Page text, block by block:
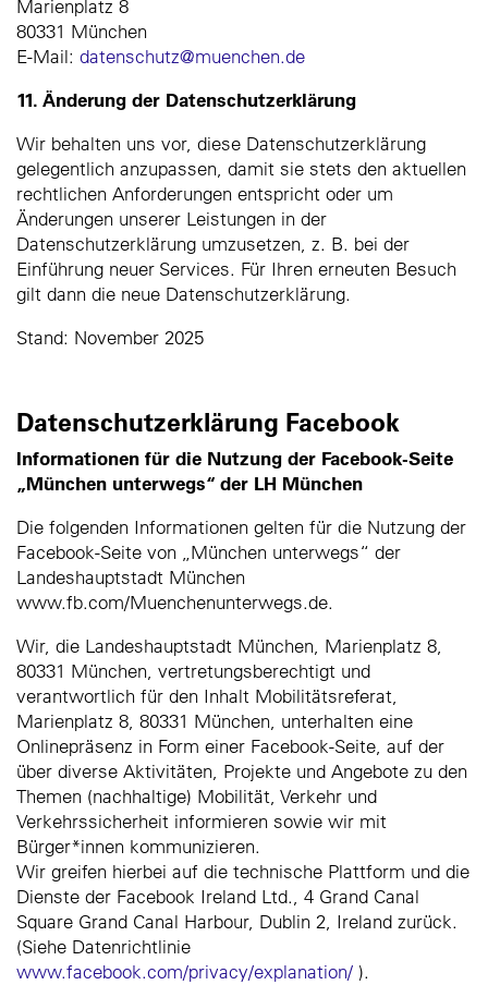
Marienplatz 8
80331 München
E-Mail: datenschutz@muenchen.de
11. Änderung der Datenschutzerklärung
Wir behalten uns vor, diese Datenschutzerklärung
gelegentlich anzupassen, damit sie stets den aktuellen
rechtlichen Anforderungen entspricht oder um
Änderungen unserer Leistungen in der
Datenschutzerklärung umzusetzen, z. B. bei der
Einführung neuer Services. Für Ihren erneuten Besuch
gilt dann die neue Datenschutzerklärung.
Stand: November 2025
Datenschutzerklärung Facebook
Informationen für die Nutzung der Facebook-Seite
„München unterwegs“ der LH München
Die folgenden Informationen gelten für die Nutzung der
Facebook-Seite von „München unterwegs“ der
Landeshauptstadt München
www.fb.com/Muenchenunterwegs.de.
Wir, die Landeshauptstadt München, Marienplatz 8,
80331 München, vertretungsberechtigt und
verantwortlich für den Inhalt Mobilitätsreferat,
Marienplatz 8, 80331 München, unterhalten eine
Onlinepräsenz in Form einer Facebook-Seite, auf der
über diverse Aktivitäten, Projekte und Angebote zu den
Themen (nachhaltige) Mobilität, Verkehr und
Verkehrssicherheit informieren sowie wir mit
Bürger*innen kommunizieren.
Wir greifen hierbei auf die technische Plattform und die
Dienste der Facebook Ireland Ltd., 4 Grand Canal
Square Grand Canal Harbour, Dublin 2, Ireland zurück.
(Siehe Datenrichtlinie
www.facebook.com/privacy/explanation/ ).